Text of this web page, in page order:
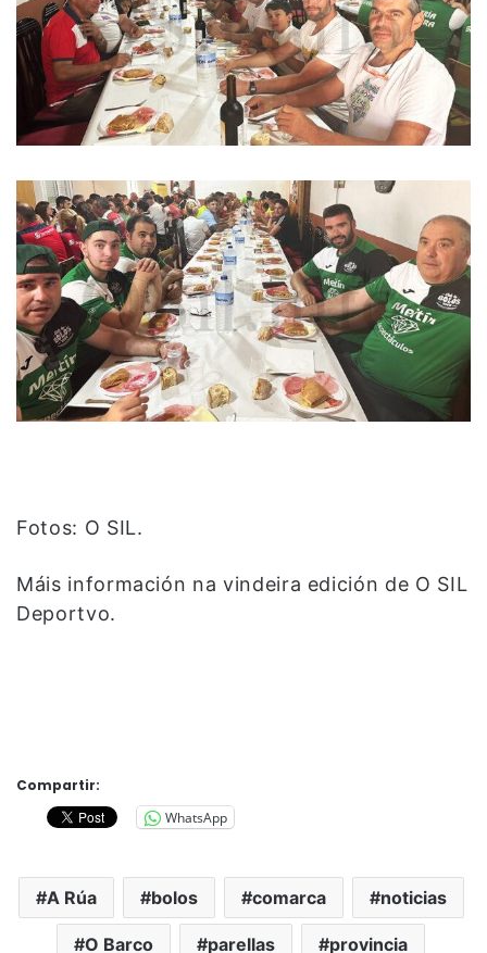
Fotos: O SIL.
Máis información na vindeira edición de O SIL
Deportvo.
Compartir:
WhatsApp
A Rúa bolos comarca noticias
O Barco parellas provincia